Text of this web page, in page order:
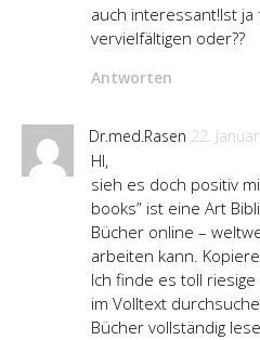
auch interessant!Ist ja
vervielfältigen oder??
Antworten
Dr.med.Rasen 22.
HI,
sieh es doch positiv
books” ist eine Art
Bücher online –
arbeiten kann.
Ich finde es toll
im Volltext
Bücher vollständig